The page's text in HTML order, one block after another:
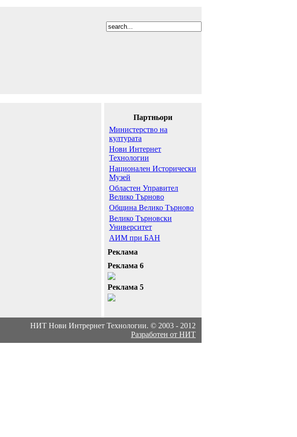
Партньори
Министерство на
културата
Нови Интернет
Технологии
Национален Исторически
Музей
Областен Управител
Велико Търново
Община Велико Търново
Велико Търновски
Университет
АИМ при БАН
Реклама
Реклама 6
Реклама 5
НИТ Нови Интрернет Технологии. © 2003 - 2012
Разработен от НИТ